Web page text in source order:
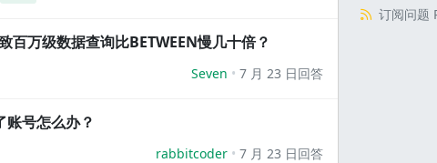
百万级数据查询比BETWEEN慢几十倍？
Seven 7 月 23 日回答
号怎么办？
rabbitcoder 7 月 23 日回答
订阅问题